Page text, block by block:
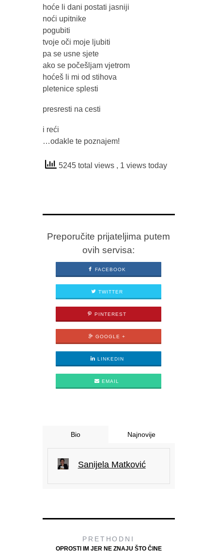
hoće li dani postati jasniji
noći upitnike
pogubiti
tvoje oči moje ljubiti
pa se usne sjete
ako se počešljam vjetrom
hoćeš li mi od stihova
pletenice splesti
presresti na cesti
i reći
…odakle te poznajem!
5245 total views , 1 views today
Preporučite prijateljima putem
ovih servisa:
FACEBOOK
TWITTER
PINTEREST
GOOGLE +
LINKEDIN
EMAIL
Bio Najnovije
Sanijela Matković
PRETHODNI
OPROSTI IM JER NE ZNAJU ŠTO ČINE